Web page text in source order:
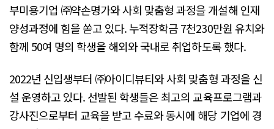
부미용기업 ㈜약손명가와 사회 맞춤형 과정을 개설해 인재
양성과정에 힘을 쏟고 있다. 누적장학금 7천230만원 유치와
함께 50여 명의 학생을 해외와 국내로 취업하도록 했다.
2022년 신입생부터 ㈜아이디뷰티와 사회 맞춤형 과정을 신
설 운영하고 있다. 선발된 학생들은 최고의 교육프로그램과
강사진으로부터 교육을 받고 수료와 동시에 해당 기업에 경